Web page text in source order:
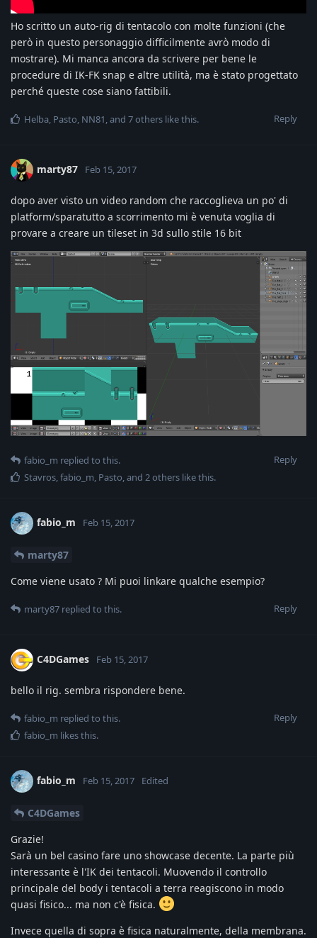
Ho scritto un auto-rig di tentacolo con molte funzioni (che
però in questo personaggio difficilmente avrò modo di
mostrare). Mi manca ancora da scrivere per bene le
procedure di IK-FK snap e altre utilità, ma è stato progettato
perché queste cose siano fattibili.
Reply
Helba, Pasto, NN81, and 7others like this.
marty87 Feb 15, 2017
dopo aver visto un video random che raccoglieva un po' di
platform/sparatutto a scorrimento mi è venuta voglia di
provare a creare un tileset in 3d sullo stile 16 bit
Reply
fabio_m replied to this.
Stavros,fabio_m, Pasto, and 2others like this.
fabio_m Feb 15, 2017
marty87
Come viene usato ? Mi puoi linkare qualche esempio?
Reply
marty87 replied to this.
C4DGames Feb 15, 2017
bello il rig. sembra rispondere bene.
Reply
fabio_m replied to this.
fabio_m likes this.
fabio_m Feb 15, 2017 Edited
C4DGames
Grazie!
Sarà un bel casino fare uno showcase decente. La parte più
interessante è l'IK dei tentacoli. Muovendo il controllo
principale del body i tentacoli a terra reagiscono in modo
quasi fisico... ma non c'è fisica.
Invece quella di sopra è fisica naturalmente, della membrana.